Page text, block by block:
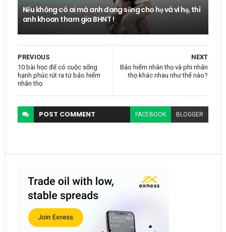
Nếu không có ai mà anh đang sống cho họ và vì họ, thì
anh khoan tham gia BHNT !
NEXT
Bảo hiểm nhân thọ và phi nhân
thọ khác nhau như thế nào?
PREVIOUS
10 bài học để có cuộc sống
hạnh phúc rút ra từ bảo hiểm
nhân thọ
POST COMMENT FACEBOOK BLOGGER